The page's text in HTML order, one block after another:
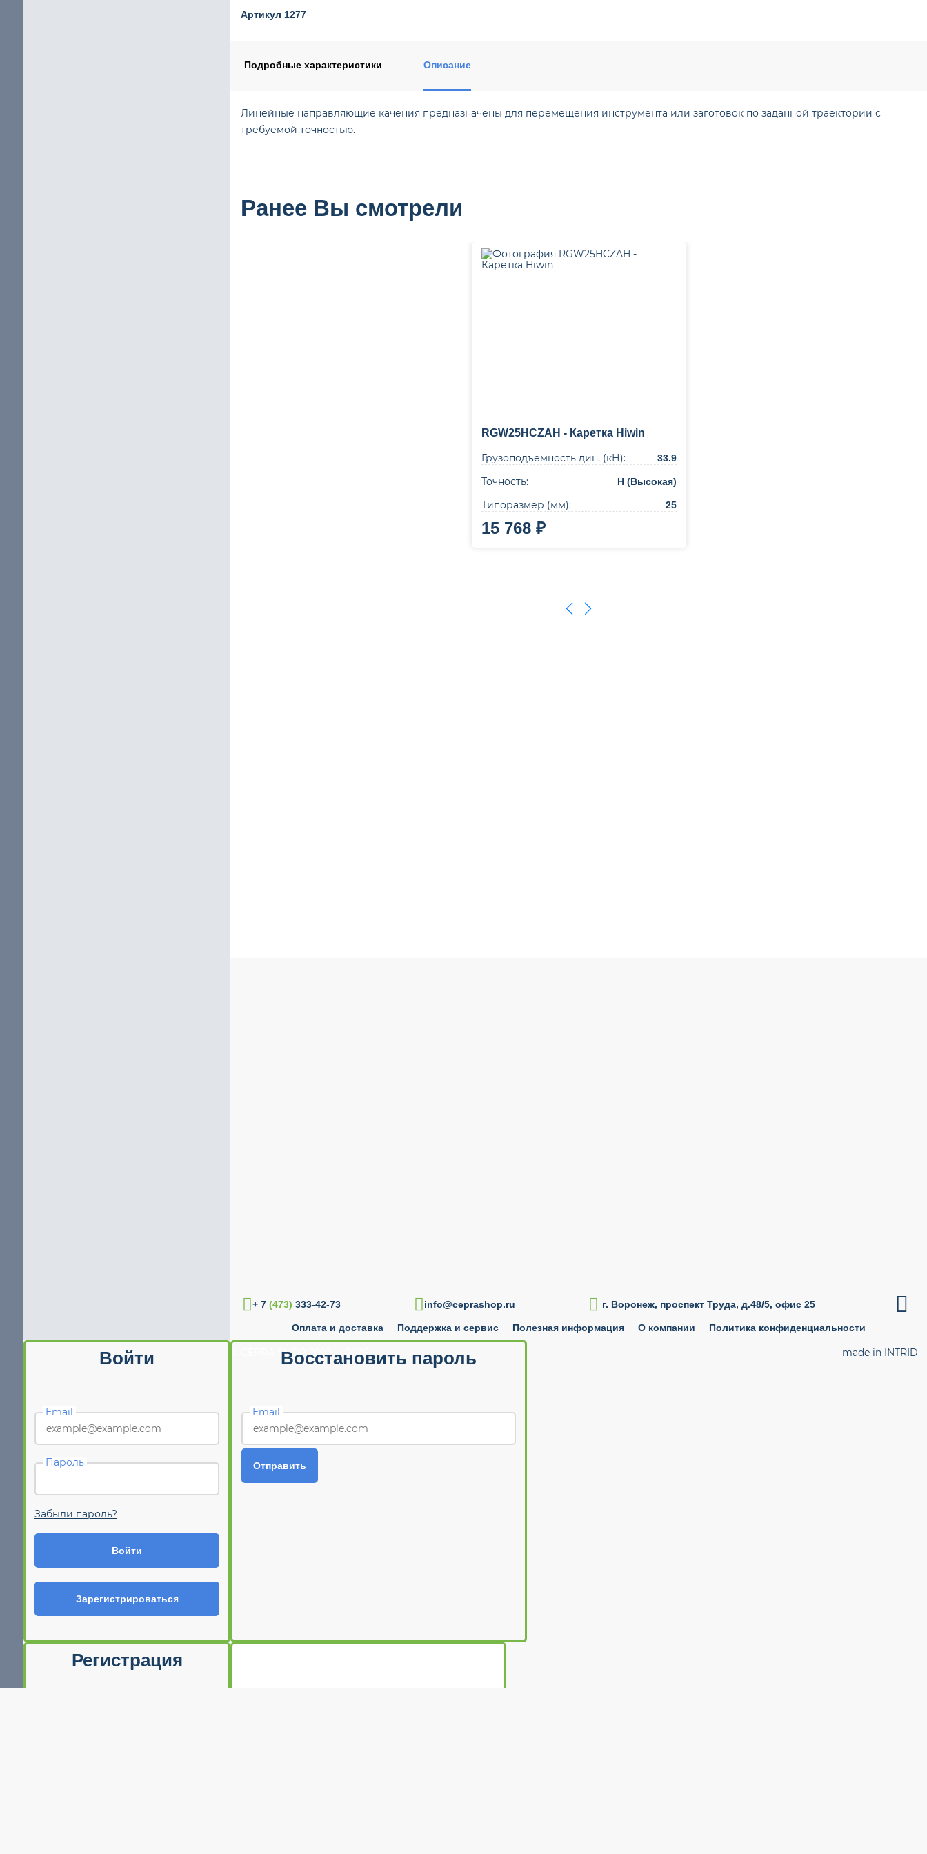
Шаговый двигатель с повышенным крутящим моментом
Артикул 1277
Подробные характеристики Описание
Линейные направляющие качения предназначены для перемещения инструмента или заготовок по заданной траектории с
требуемой точностью.
Ранее Вы смотрели
RGW25HCZAH - Каретка Hiwin
Грузоподъемность дин. (кН): 33.9
Точность: H (Высокая)
Типоразмер (мм): 25
15 768 ₽
+ 7 (473) 333-42-73 info@ceprashop.ru  г. Воронеж, проспект Труда, д.48/5, офис 25 
Оплата и доставка Поддержка и сервис Полезная информация О компании Политика конфиденциальности
© CEPRA SHOP 2010 — 2026 made in INTRID
Войти
Email
Пароль
Забыли пароль?
Войти
Зарегистрироваться
Восстановить пароль
Email
Отправить
Регистрация